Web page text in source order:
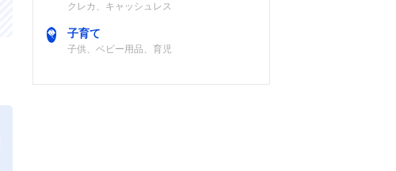
クレカ、キャッシュレス
子育て
子供、ベビー用品、育児